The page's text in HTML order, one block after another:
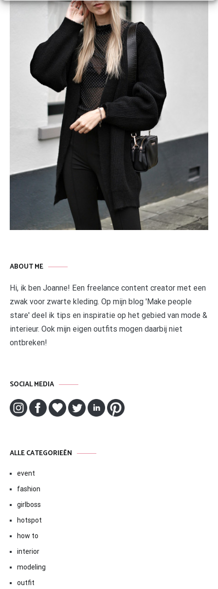
ABOUT ME
Hi, ik ben Joanne! Een freelance content creator met een
zwak voor zwarte kleding. Op mijn blog 'Make people
stare' deel ik tips en inspiratie op het gebied van mode &
interieur. Ook mijn eigen outfits mogen daarbij niet
ontbreken!
SOCIAL MEDIA
ALLE CATEGORIEËN
event
fashion
girlboss
hotspot
how to
interior
modeling
outfit